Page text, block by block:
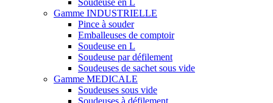
Gamme INDUSTRIELLE
Pince à souder
Emballeuses de comptoir
Soudeuse en L
Soudeuse par défilement
Soudeuses de sachet sous vide
Gamme MEDICALE
Soudeuses sous vide
Soudeuses à défilement